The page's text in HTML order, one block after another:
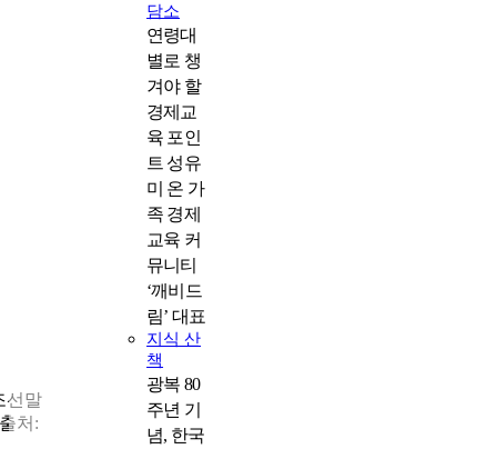
담소
연령대
별로 챙
겨야 할
경제교
육 포인
트 성유
미 온 가
족 경제
교육 커
뮤니티
‘깨비드
림’ 대표
지식 산
책
광복 80
주년 기
념, 한국
선말 큰사전 원고(보물 제2086호)
처: 독립기념관>